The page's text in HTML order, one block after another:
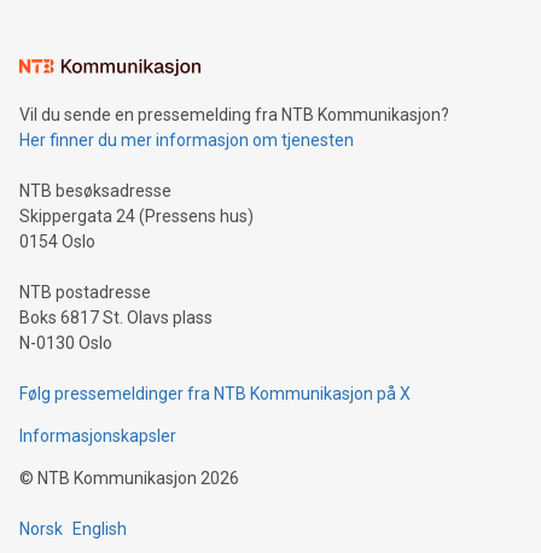
Vil du sende en pressemelding fra NTB Kommunikasjon?
Her finner du mer informasjon om tjenesten
NTB besøksadresse
Skippergata 24 (Pressens hus)
0154 Oslo
NTB postadresse
Boks 6817 St. Olavs plass
N-0130 Oslo
Følg pressemeldinger fra NTB Kommunikasjon på X
Informasjonskapsler
© NTB Kommunikasjon 2026
Norsk English